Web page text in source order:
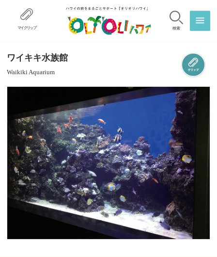
マイクリップ 検索
ワイキキ水族館
Waikiki Aquarium